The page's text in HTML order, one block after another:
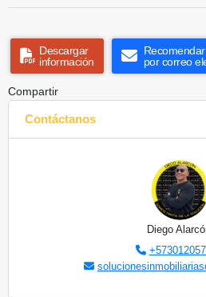
Descargar
información
por correo
Compartir
Contáctanos
Diego